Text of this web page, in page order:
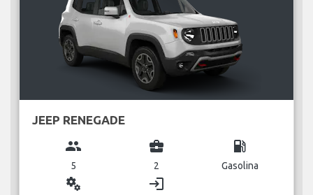
JEEP RENEGADE
group
5
business_center
2
local_gas_station
Gasolina
miscellaneous_services login